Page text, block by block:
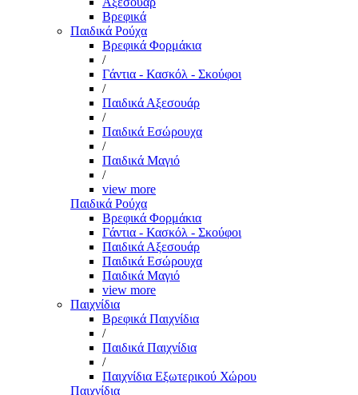
Βρεφικά
Παιδικά Ρούχα
Βρεφικά Φορμάκια
/
Γάντια - Κασκόλ - Σκούφοι
/
Παιδικά Αξεσουάρ
/
Παιδικά Εσώρουχα
/
Παιδικά Μαγιό
/
view more
Παιδικά Ρούχα
Βρεφικά Φορμάκια
Γάντια - Κασκόλ - Σκούφοι
Παιδικά Αξεσουάρ
Παιδικά Εσώρουχα
Παιδικά Μαγιό
view more
Παιχνίδια
Βρεφικά Παιχνίδια
/
Παιδικά Παιχνίδια
/
Παιχνίδια Εξωτερικού Χώρου
Παιχνίδια